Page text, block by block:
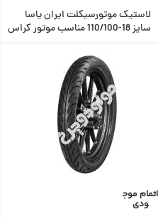
لاستیک موتورسیکلت ایران یاسا
سایز 18-110/100 مناسب موتور کراس
اتمام موج
ودی